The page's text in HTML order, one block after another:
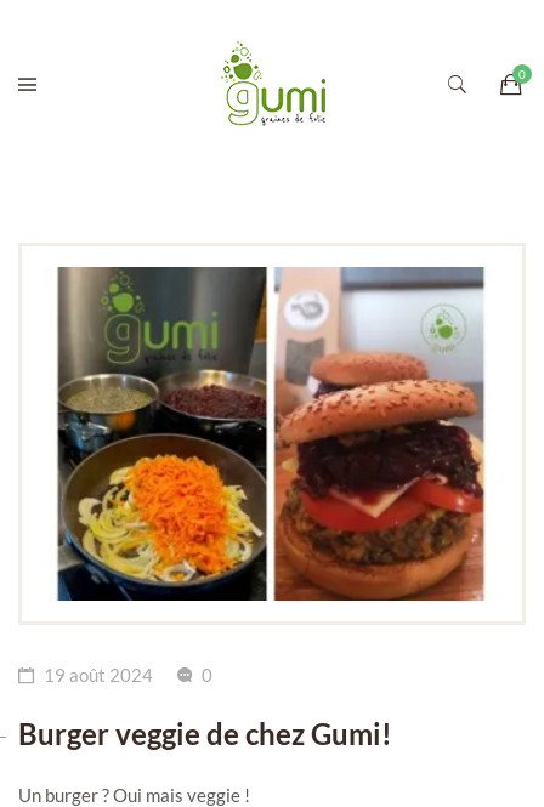
19 août 2024 0
Burger veggie de chez Gumi!
Un burger ? Oui mais veggie !